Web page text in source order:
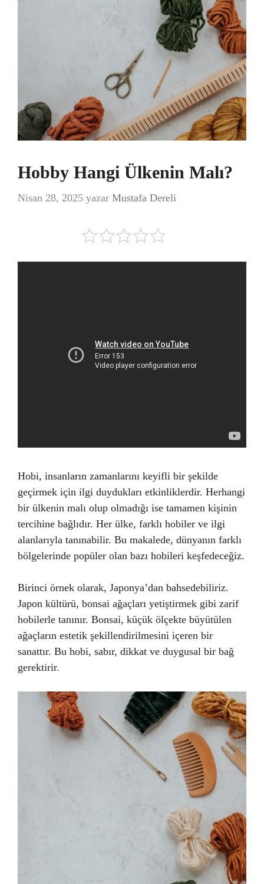
Hobby Hangi Ülkenin Malı?
Nisan 28, 2025 yazar Mustafa Dereli
Hobi, insanların zamanlarını keyifli bir şekilde
geçirmek için ilgi duydukları etkinliklerdir. Herhangi
bir ülkenin malı olup olmadığı ise tamamen kişinin
tercihine bağlıdır. Her ülke, farklı hobiler ve ilgi
alanlarıyla tanınabilir. Bu makalede, dünyanın farklı
bölgelerinde popüler olan bazı hobileri keşfedeceğiz.
Birinci örnek olarak, Japonya’dan bahsedebiliriz.
Japon kültürü, bonsai ağaçları yetiştirmek gibi zarif
hobilerle tanınır. Bonsai, küçük ölçekte büyütülen
ağaçların estetik şekillendirilmesini içeren bir
sanattır. Bu hobi, sabır, dikkat ve duygusal bir bağ
gerektirir.